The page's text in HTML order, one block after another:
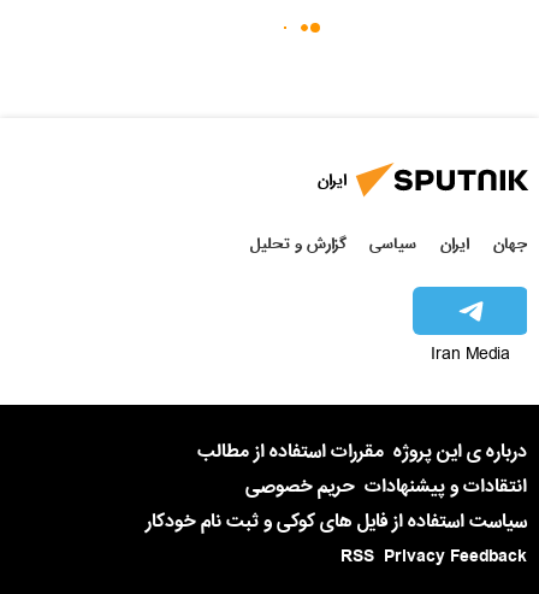
ایران
جهان ایران سیاسی گزارش و تحلیل
Iran Media
درباره ی این پروژه مقررات استفاده از مطالب
انتقادات و پیشنهادات حریم خصوصی
سیاست استفاده از فایل های کوکی و ثبت نام خودکار
Privacy Feedback
RSS